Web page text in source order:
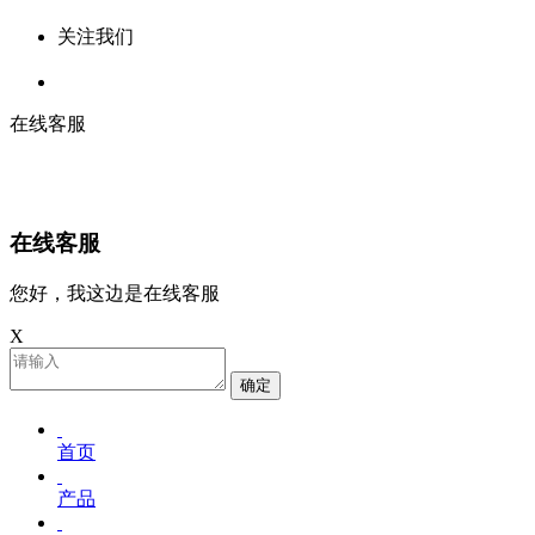
关注我们
在线客服
在线客服
您好，我这边是在线客服
X
确定
首页
产品